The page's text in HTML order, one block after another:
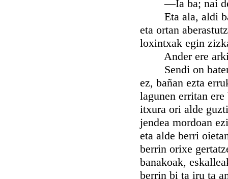
—Ia ba; nai
Eta ala, aldi
eta ortan
loxintxak egin
Ander ere
Sendi on baten
ez, bañan ezta
lagunen erritan
itxura ori alde
jendea mordoan
eta alde berri
berrin orixe
banakoak,
berrin bi ta iru ta